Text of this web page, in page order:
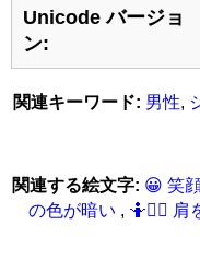
Unicode バージョ
ン:
関連キーワード: 男性,
関連する絵文字: 😀 笑
の色が暗い , 🤷‍🏿‍‍‍♂ 肩